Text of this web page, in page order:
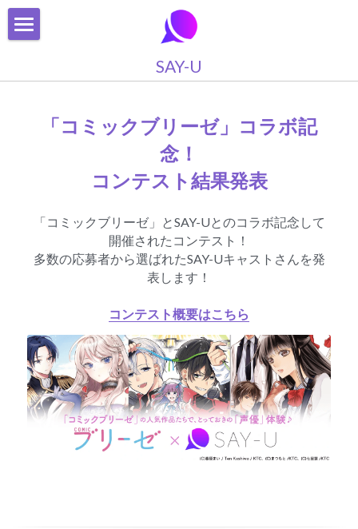
SAY-U
SAY-Uプレミアム
プライバシーポリシー
「コミックブリーゼ」コラボ記
念！
コンテスト結果発表
「コミックブリーゼ」とSAY-Uとのコラボ記念して
開催されたコンテスト！
多数の応募者から選ばれたSAY-Uキャストさんを発
表します！
コンテスト概要はこちら